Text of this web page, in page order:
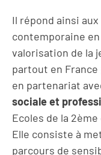
Il répond ainsi
contemporaine
valorisation de la
partout en
en partenariat
sociale et
Ecoles de la
Elle consiste à
parcours de